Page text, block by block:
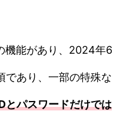
機能があり、2024年6
であり、一部の特殊な
とパスワードだけでは